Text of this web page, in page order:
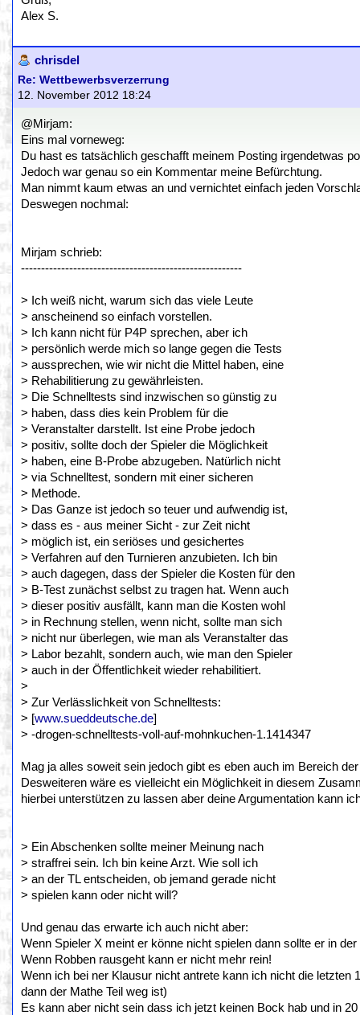
Alex S.
chrisdel
Re: Wettbewerbsverzerrung
12. November 2012 18:24
@Mirjam:
Eins mal vorneweg:
Du hast es tatsächlich geschafft meinem Posting irgendetwas
Jedoch war genau so ein Kommentar meine Befürchtung.
Man nimmt kaum etwas an und vernichtet einfach jeden
Deswegen nochmal:
Mirjam schrieb:
-------------------------------------------------------
> Ich weiß nicht, warum sich das viele Leute
> anscheinend so einfach vorstellen.
> Ich kann nicht für P4P sprechen, aber ich
> persönlich werde mich so lange gegen die Tests
> aussprechen, wie wir nicht die Mittel haben, eine
> Rehabilitierung zu gewährleisten.
> Die Schnelltests sind inzwischen so günstig zu
> haben, dass dies kein Problem für die
> Veranstalter darstellt. Ist eine Probe jedoch
> positiv, sollte doch der Spieler die Möglichkeit
> haben, eine B-Probe abzugeben. Natürlich nicht
> via Schnelltest, sondern mit einer sicheren
> Methode.
> Das Ganze ist jedoch so teuer und aufwendig ist,
> dass es - aus meiner Sicht - zur Zeit nicht
> möglich ist, ein seriöses und gesichertes
> Verfahren auf den Turnieren anzubieten. Ich bin
> auch dagegen, dass der Spieler die Kosten für den
> B-Test zunächst selbst zu tragen hat. Wenn auch
> dieser positiv ausfällt, kann man die Kosten wohl
> in Rechnung stellen, wenn nicht, sollte man sich
> nicht nur überlegen, wie man als Veranstalter das
> Labor bezahlt, sondern auch, wie man den Spieler
> auch in der Öffentlichkeit wieder rehabilitiert.
>
> Zur Verlässlichkeit von Schnelltests:
> [www.sueddeutsche.de]
> -drogen-schnelltests-voll-auf-mohnkuchen-1.1414347
Mag ja alles soweit sein jedoch gibt es eben auch im Bereich
Desweiteren wäre es vielleicht ein Möglichkeit in diesem
hierbei unterstützen zu lassen aber deine Argumentation kann
> Ein Abschenken sollte meiner Meinung nach
> straffrei sein. Ich bin keine Arzt. Wie soll ich
> an der TL entscheiden, ob jemand gerade nicht
> spielen kann oder nicht will?
Und genau das erwarte ich auch nicht aber:
Wenn Spieler X meint er könne nicht spielen dann sollte er in
Wenn Robben rausgeht kann er nicht mehr rein!
Wenn ich bei ner Klausur nicht antrete kann ich nicht die
dann der Mathe Teil weg ist)
Es kann aber nicht sein dass ich jetzt keinen Bock hab und in